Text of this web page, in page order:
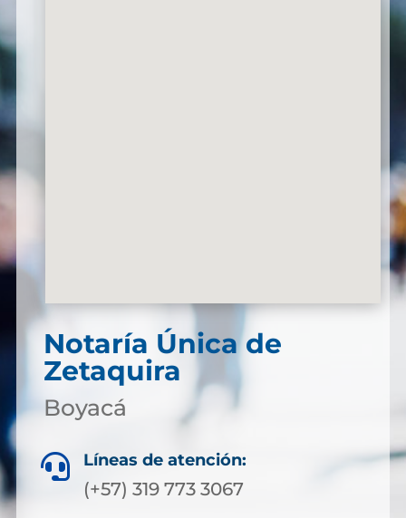
Notaría Única de
Zetaquira
Boyacá
 Líneas de atención:
(+57) 319 773 3067